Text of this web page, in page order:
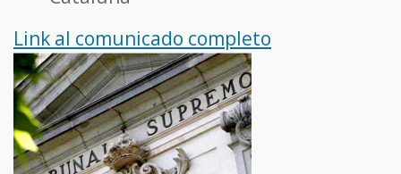
Link al comunicado completo